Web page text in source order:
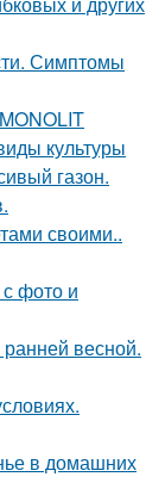
Симптомы
культуры
газон.
своими..
с фото и
весной.
в домашних